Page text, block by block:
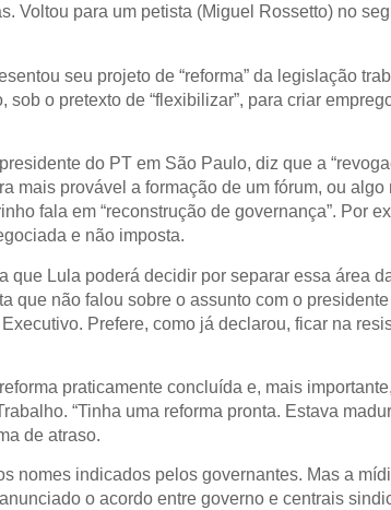
Voltou para um petista (Miguel Rossetto) no
seu projeto de “reforma” da legislação
o pretexto de “flexibilizar”, para criar
do PT em São Paulo, diz que a
mais provável a formação de um fórum, ou algo
fala em “reconstrução de governança”. Por
e não imposta.
que Lula poderá decidir por separar essa área
que não falou sobre o assunto com o
Prefere, como já declarou, ficar na
praticamente concluída e, mais
“Tinha uma reforma pronta. Estava
de atraso.
nomes indicados pelos governantes. Mas a
o acordo entre governo e centrais